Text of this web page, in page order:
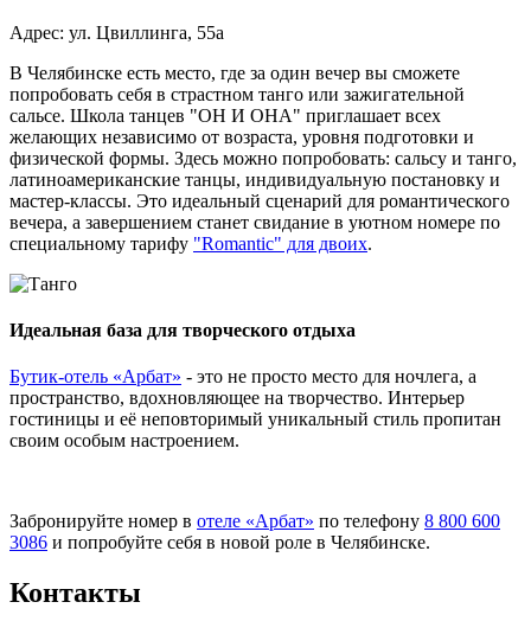
Адрес: ул. Цвиллинга, 55а
В Челябинске есть место, где за один вечер вы сможете
попробовать себя в страстном танго или зажигательной
сальсе. Школа танцев "ОН И ОНА" приглашает всех
желающих независимо от возраста, уровня подготовки и
физической формы. Здесь можно попробовать: сальсу и танго,
латиноамериканские танцы, индивидуальную постановку и
мастер-классы. Это идеальный сценарий для романтического
вечера, а завершением станет свидание в уютном номере по
специальному тарифу "Romantic" для двоих.
Идеальная база для творческого отдыха
Бутик-отель «Арбат» - это не просто место для ночлега, а
пространство, вдохновляющее на творчество. Интерьер
гостиницы и её неповторимый уникальный стиль пропитан
своим особым настроением.
Забронируйте номер в отеле «Арбат» по телефону 8 800 600
3086 и попробуйте себя в новой роле в Челябинске.
Контакты